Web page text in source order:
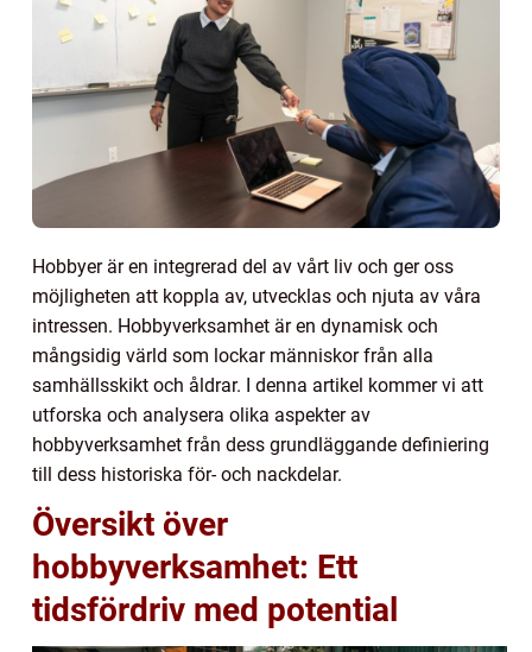
Hobbyer är en integrerad del av vårt liv och ger oss
möjligheten att koppla av, utvecklas och njuta av våra
intressen. Hobbyverksamhet är en dynamisk och
mångsidig värld som lockar människor från alla
samhällsskikt och åldrar. I denna artikel kommer vi att
utforska och analysera olika aspekter av
hobbyverksamhet från dess grundläggande definiering
till dess historiska för- och nackdelar.
Översikt över
hobbyverksamhet: Ett
tidsfördriv med potential